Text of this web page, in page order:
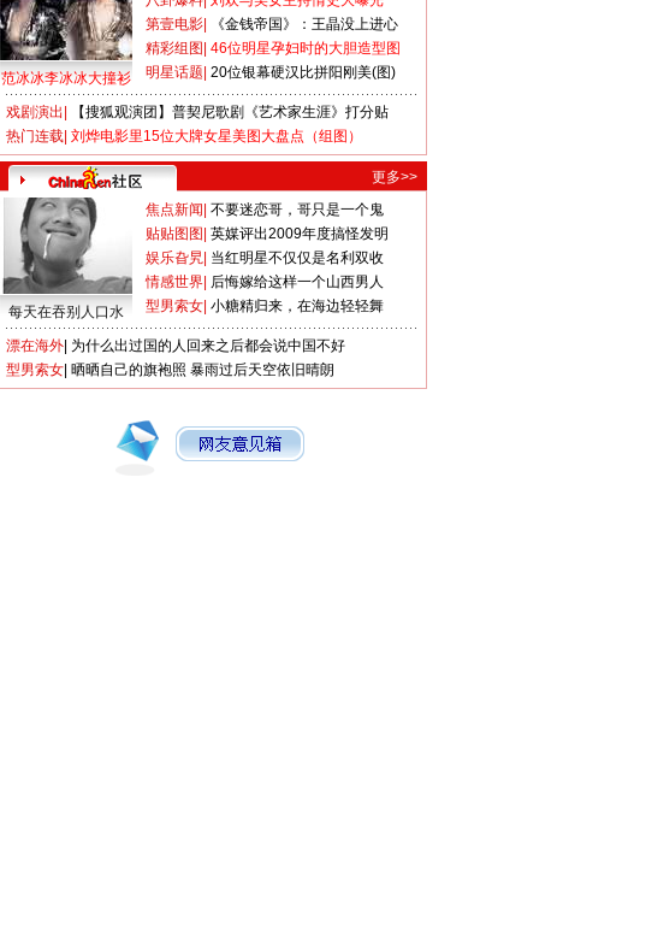
范冰冰李冰冰大撞衫
第壹电影
《金钱帝国》：王晶没上进心
精彩组图 46位明星孕妇时的大胆造型图
明星话题 20位银幕硬汉比拼阳刚美(图)
戏剧演出
【搜狐观演团】普契尼歌剧《艺术家生涯》打分贴
热门连载 刘烨电影里15位大牌女星美图大盘点（组图）
更多>>
每天在吞别人口水
焦点新闻 不要迷恋哥，哥只是一个鬼
贴贴图图 英媒评出2009年度搞怪发明
娱乐旮旯 当红明星不仅仅是名利双收
情感世界 后悔嫁给这样一个山西男人
型男索女 小糖精归来，在海边轻轻舞
漂在海外 为什么出过国的人回来之后都会说中国不好
型男索女 晒晒自己的旗袍照 暴雨过后天空依旧晴朗